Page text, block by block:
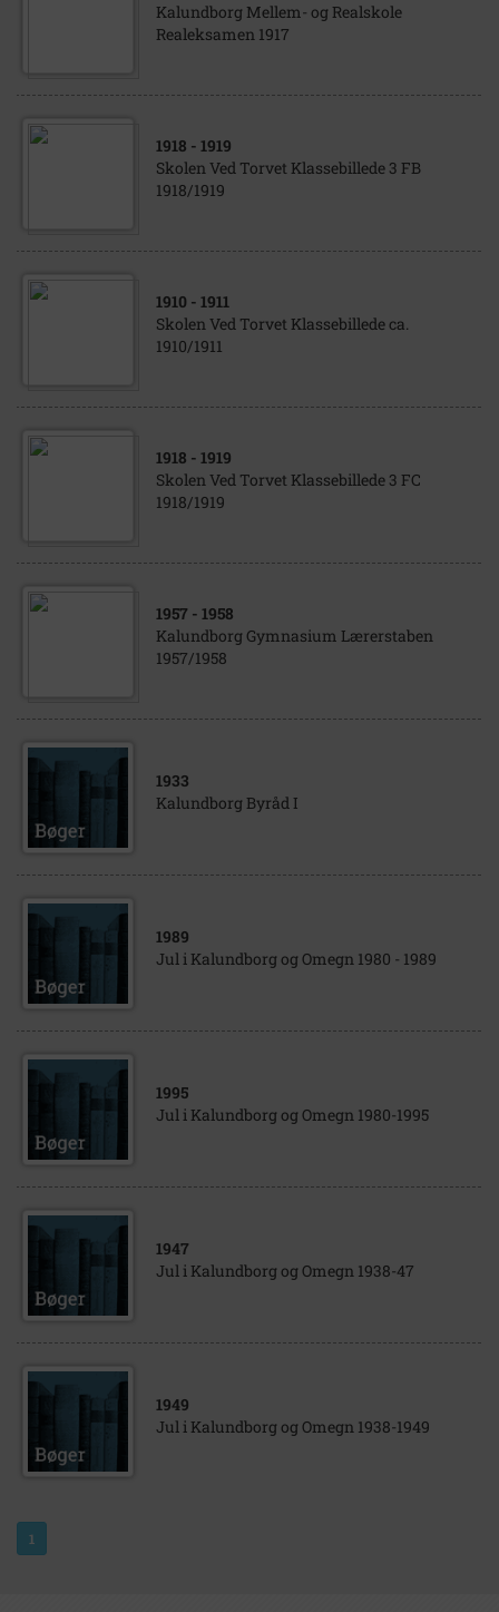
Kalundborg Mellem- og Realskole
Realeksamen 1917
1918 - 1919
Skolen Ved Torvet Klassebillede 3 FB
1918/1919
1910 - 1911
Skolen Ved Torvet Klassebillede ca.
1910/1911
1918 - 1919
Skolen Ved Torvet Klassebillede 3 FC
1918/1919
1957 - 1958
Kalundborg Gymnasium Lærerstaben
1957/1958
1933
Kalundborg Byråd I
1989
Jul i Kalundborg og Omegn 1980 - 1989
1995
Jul i Kalundborg og Omegn 1980-1995
1947
Jul i Kalundborg og Omegn 1938-47
1949
Jul i Kalundborg og Omegn 1938-1949
1